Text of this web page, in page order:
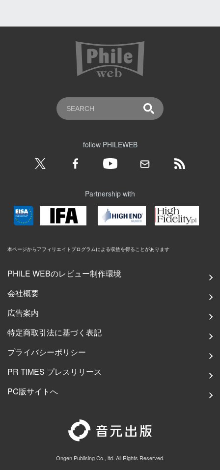
follow PHILEWEB
Partnership with
本ページからアフィリエイトプログラムによる収益を得ることがあります
PHILE WEBのレビュー制作環境
会社概要
広告案内
特定商取引法に基づく表記
プライバシーポリシー
PR TIMES プレスリリース
PC版サイトへ
Ongen Publising Co., ltd. All Rights Reserved.